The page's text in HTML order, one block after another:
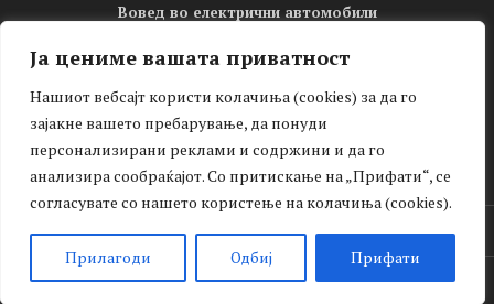
Ја цениме вашата приватност
Нашиот вебсајт користи колачиња (cookies) за да го
зајакне вашето пребарување, да понуди
персонализирани реклами и содржини и да го
анализира сообраќајот. Со притискање на „Прифати“, се
согласувате со нашето користење на колачиња (cookies).
Прилагоди Одбиј Прифати
Вовед во електрични автомобили
Новости
Зелена мобилност
Тест-драјв
© Електрични автомобили 2025. Сите права задржани.